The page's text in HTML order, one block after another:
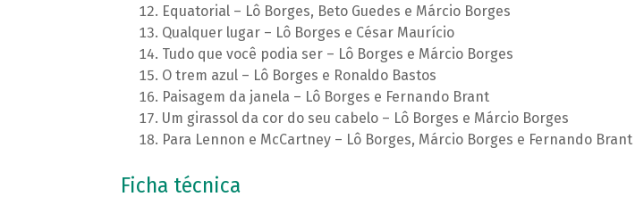
Equatorial – Lô Borges, Beto Guedes e Márcio Borges
Qualquer lugar – Lô Borges e César Maurício
Tudo que você podia ser – Lô Borges e Márcio Borges
O trem azul – Lô Borges e Ronaldo Bastos
Paisagem da janela – Lô Borges e Fernando Brant
Um girassol da cor do seu cabelo – Lô Borges e Márcio Borges
Para Lennon e McCartney – Lô Borges, Márcio Borges e Fernando Brant
Ficha técnica